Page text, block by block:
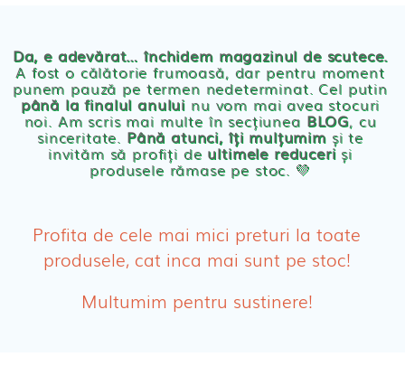
Servetele umede ecologice
Cosmetice BEBE
Olita Bio Naty
PRODUSE FEMEI
Absorbante Post-Natale
Absorbante Incontinenta Urinara
Da, e adevărat… închidem magazinul de scutece.
A fost o călătorie frumoasă, dar pentru moment
punem pauză pe termen nedeterminat. Cel putin
până la finalul anului nu vom mai avea stocuri
noi. Am scris mai multe în secțiunea BLOG, cu
sinceritate. Până atunci, îți mulțumimși te
invităm să profiți de ultimele reduceriși
produsele rămase pe stoc. 💛
Profita de cele mai mici preturi la toate
produsele, cat inca mai sunt pe stoc!
Multumim pentru sustinere!